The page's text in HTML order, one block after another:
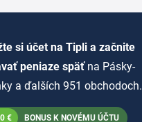
si účet na Tipli a začnite
peniaze späť na Pásky-
a ďalších 951 obchodoch.
€ BONUS K NOVÉMU ÚČTU